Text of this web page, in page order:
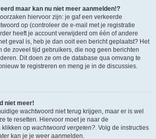
maar kan nu niet meer aanmelden!?
hiervoor zijn: je gaf een verkeerde
op (controleer de e-mail met je registratie
heeft je account verwijderd om één of andere
geval is, heb je dan ooit een bericht geplaatst? Het
de zoveel tijd gebruikers, die nog geen berichten
Dit doen ze om de database qua omvang te
te registreren en meng je in de discussies.
niet meer!
wachtwoord niet terug krijgen, maar er is wel
te resetten. Hiervoor moet je naar de
klikken op wachtwoord vergeten?. Volg de instructies
kan je je weer aanmelden.